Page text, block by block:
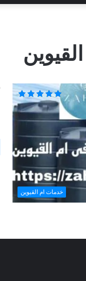
خدمات ام القيوين